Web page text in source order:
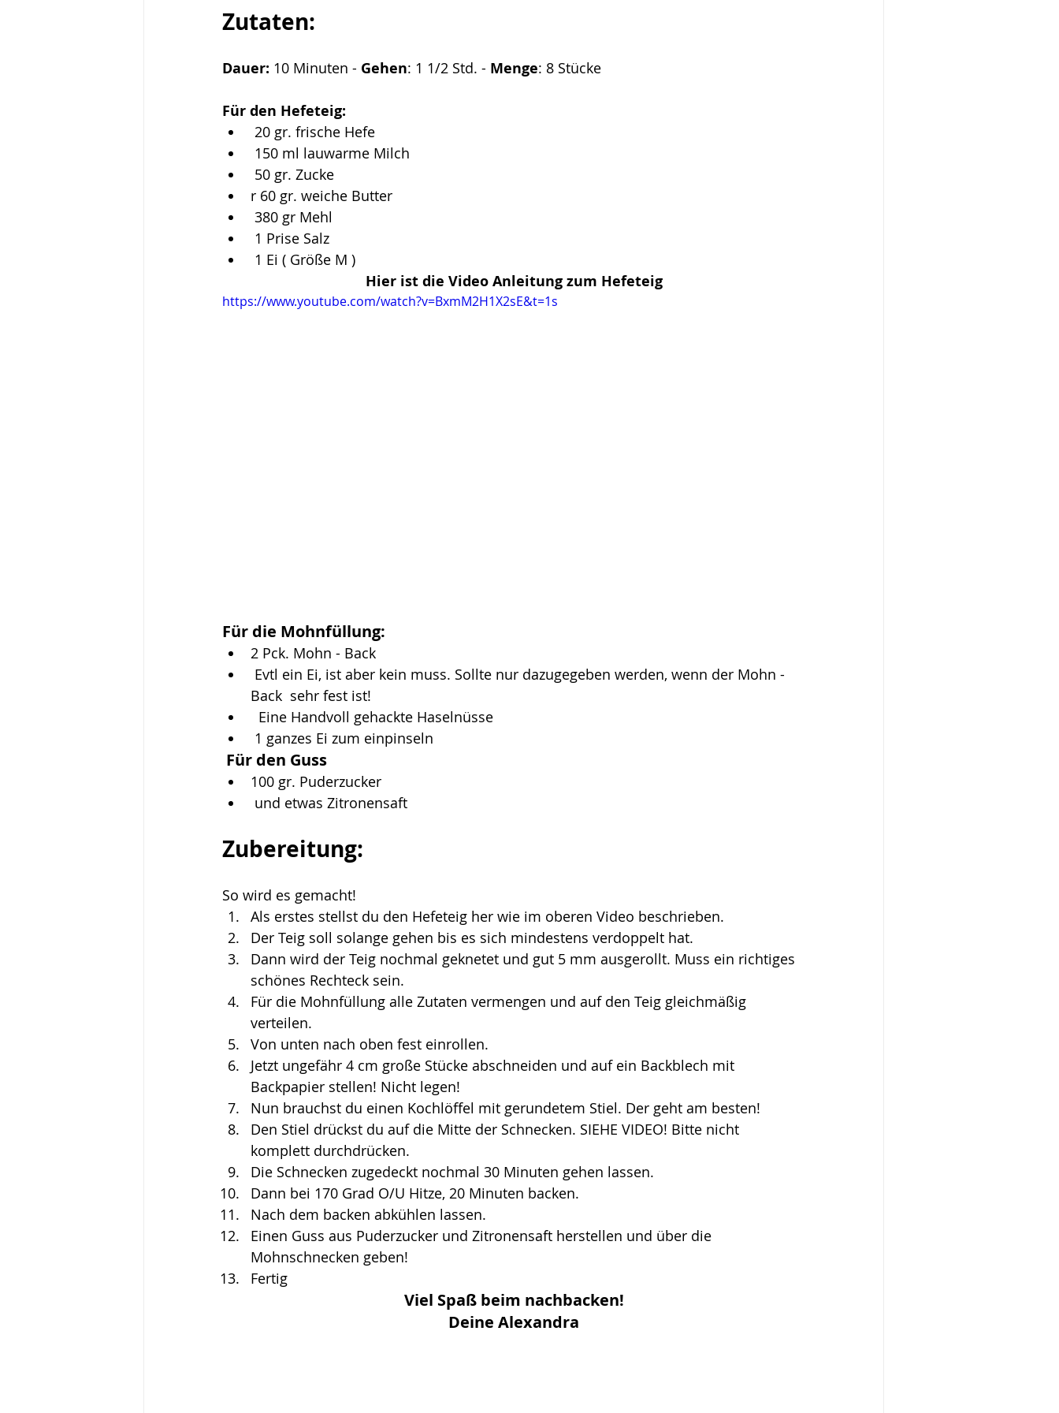
Zutaten:
Dauer: 10 Minuten - Gehen: 1 1/2 Std. - Menge: 8 Stücke
Für den Hefeteig:
20 gr. frische Hefe
150 ml lauwarme Milch
50 gr. Zucke
r 60 gr. weiche Butter
380 gr Mehl
1 Prise Salz
1 Ei ( Größe M )
Hier ist die Video Anleitung zum Hefeteig
https://www.youtube.com/watch?v=BxmM2H1X2sE&t=1s
Für die Mohnfüllung:
2 Pck. Mohn - Back
Back  sehr fest ist!
  Eine Handvoll gehackte Haselnüsse
1 ganzes Ei zum einpinseln
Für den Guss
100 gr. Puderzucker
und etwas Zitronensaft
Zubereitung:
So wird es gemacht!
Als erstes stellst du den Hefeteig her wie im oberen Video beschrieben.
Der Teig soll solange gehen bis es sich mindestens verdoppelt hat.
Dann wird der Teig nochmal geknetet und gut 5 mm ausgerollt. Muss ein richtiges
schönes Rechteck sein.
Für die Mohnfüllung alle Zutaten vermengen und auf den Teig gleichmäßig
verteilen.
Von unten nach oben fest einrollen.
Jetzt ungefähr 4 cm große Stücke abschneiden und auf ein Backblech mit
Backpapier stellen! Nicht legen!
Nun brauchst du einen Kochlöffel mit gerundetem Stiel. Der geht am besten!
Den Stiel drückst du auf die Mitte der Schnecken. SIEHE VIDEO! Bitte nicht
komplett durchdrücken.
Die Schnecken zugedeckt nochmal 30 Minuten gehen lassen.
Dann bei 170 Grad O/U Hitze, 20 Minuten backen.
Nach dem backen abkühlen lassen.
Einen Guss aus Puderzucker und Zitronensaft herstellen und über die
Mohnschnecken geben!
Fertig
Viel Spaß beim nachbacken!
Deine Alexandra